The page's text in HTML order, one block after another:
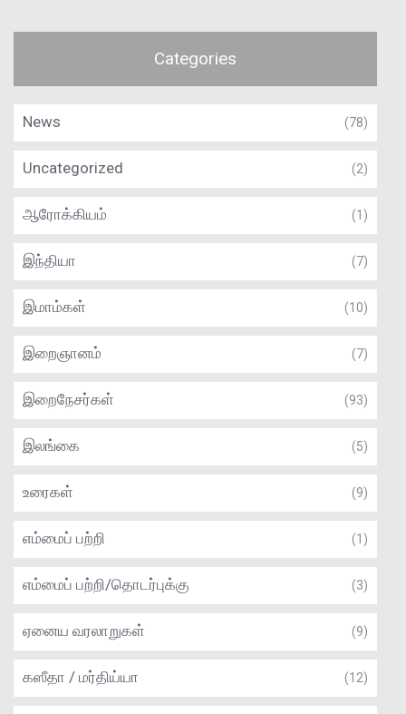
Categories
News (78)
Uncategorized (2)
ஆரோக்கியம் (1)
இந்தியா (7)
இமாம்கள் (10)
இறைஞானம் (7)
இறைநேசர்கள் (93)
இலங்கை (5)
உரைகள் (9)
எம்மைப் பற்றி (1)
எம்மைப் பற்றி/தொடர்புக்கு (3)
ஏனைய வரலாறுகள் (9)
கஸீதா / மர்திய்யா (12)